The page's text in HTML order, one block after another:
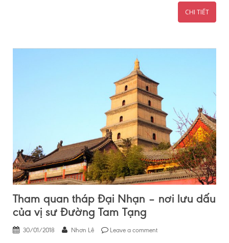
CHI TIẾT
Tham quan tháp Đại Nhạn – nơi lưu dấu
của vị sư Đường Tam Tạng
30/01/2018 Nhơn Lê Leave a comment